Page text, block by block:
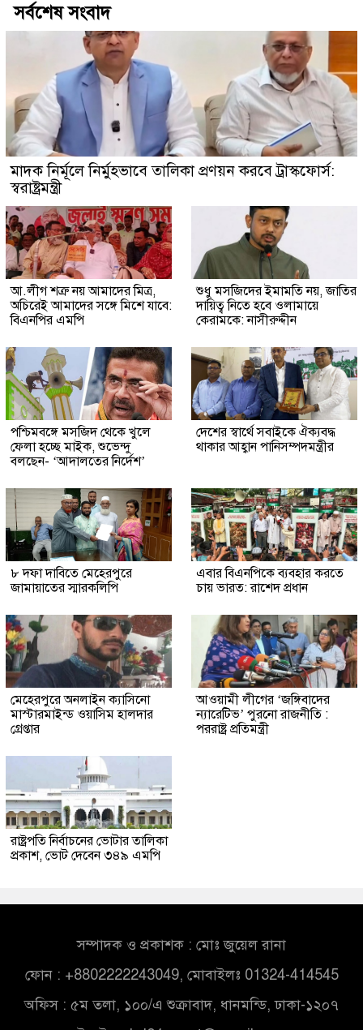
সর্বশেষ সংবাদ
মাদক নির্মূলে নির্মুহভাবে তালিকা প্রণয়ন করবে ট্রাস্কফোর্স:
স্বরাষ্ট্রমন্ত্রী
আ.লীগ শত্রু নয় আমাদের মিত্র,
অচিরেই আমাদের সঙ্গে মিশে যাবে:
বিএনপির এমপি
শুধু মসজিদের ইমামতি নয়, জাতির
দায়িত্ব নিতে হবে ওলামায়ে
কেরামকে: নাসীরুদ্দীন
পশ্চিমবঙ্গে মসজিদ থেকে খুলে
ফেলা হচ্ছে মাইক, শুভেন্দু
বলছেন- ‘আদালতের নির্দেশ’
দেশের স্বার্থে সবাইকে ঐক্যবদ্ধ
থাকার আহ্বান পানিসম্পদমন্ত্রীর
৮ দফা দাবিতে মেহেরপুরে
জামায়াতের স্মারকলিপি
এবার বিএনপিকে ব্যবহার করতে
চায় ভারত: রাশেদ প্রধান
মেহেরপুরে অনলাইন ক্যাসিনো
মাস্টারমাইন্ড ওয়াসিম হালদার
গ্রেপ্তার
আওয়ামী লীগের ‘জঙ্গিবাদের
ন্যারেটিভ’ পুরনো রাজনীতি :
পররাষ্ট্র প্রতিমন্ত্রী
রাষ্ট্রপতি নির্বাচনের ভোটার তালিকা
প্রকাশ, ভোট দেবেন ৩৪৯ এমপি
সম্পাদক ও প্রকাশক : মোঃ জুয়েল রানা
ফোন : +8802222243049, মোবাইলঃ 01324-414545
অফিস : ৫ম তলা, ১০০/এ শুক্রাবাদ, ধানমন্ডি, ঢাকা-১২০৭